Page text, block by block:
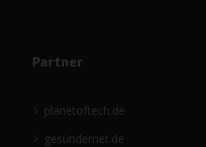
Partner
planetoftech.de
gesündernet.de